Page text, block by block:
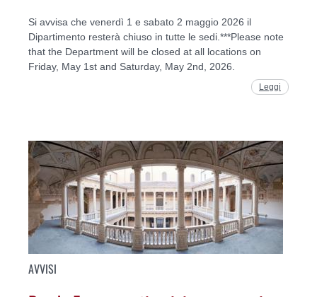
Si avvisa che venerdì 1 e sabato 2 maggio 2026 il
Dipartimento resterà chiuso in tutte le sedi.***Please note
that the Department will be closed at all locations on
Friday, May 1st and Saturday, May 2nd, 2026.
Leggi
AVVISI